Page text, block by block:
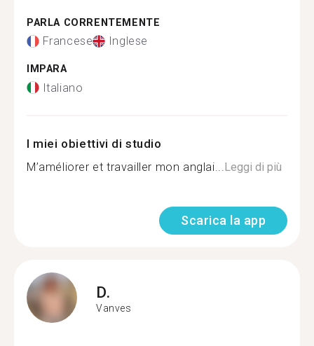
PARLA CORRENTEMENTE
Francese Inglese
IMPARA
Italiano
I miei obiettivi di studio
M’améliorer et travailler mon anglai... Leggi di più
Scarica la app
D.
Vanves